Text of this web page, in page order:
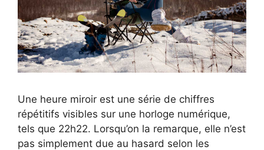
Une heure miroir est une série de chiffres
répétitifs visibles sur une horloge numérique,
tels que 22h22. Lorsqu’on la remarque, elle n’est
pas simplement due au hasard selon les